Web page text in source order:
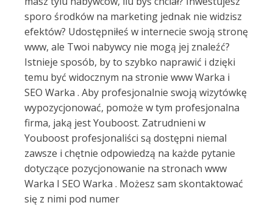
sporo środków na marketing jednak nie widzisz
efektów? Udostępniłeś w internecie swoją stronę
www, ale Twoi nabywcy nie mogą jej znaleźć?
Istnieje sposób, by to szybko naprawić i dzięki
temu być widocznym na stronie www Warka i
SEO Warka . Aby profesjonalnie swoją wizytówkę
wypozycjonować, pomoże w tym profesjonalna
firma, jaką jest Youboost. Zatrudnieni w
Youboost profesjonaliści są dostępni niemal
zawsze i chętnie odpowiedzą na każde pytanie
dotyczące pozycjonowanie na stronach www
Warka I SEO Warka . Możesz sam skontaktować
się z nimi pod numer